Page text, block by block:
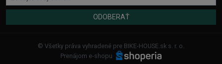
ODOBERAŤ
© Všetky práva vyhradené pre BIKE-HOUSE.sk s. r. o.
Prenájom e-shopu